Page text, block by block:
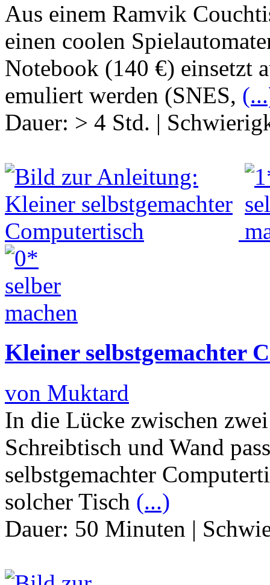
Aus einem Ramvik
einen coolen
Notebook (140 €) einsetzt
emuliert werden (SNES,
Dauer: > 4 Std. |
Kleiner selbstgemachter
von Muktard
In die Lücke zwischen
Schreibtisch und Wand
selbstgemachter
solcher Tisch (...)
Dauer: 50 Minuten |